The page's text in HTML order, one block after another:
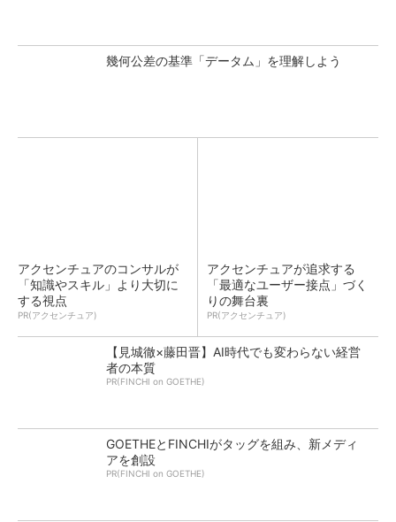
幾何公差の基準「データム」を理解しよう
アクセンチュアのコンサルが
「知識やスキル」より大切に
する視点
PR(アクセンチュア)
アクセンチュアが追求する
「最適なユーザー接点」づく
りの舞台裏
PR(アクセンチュア)
【見城徹×藤田晋】AI時代でも変わらない経営
者の本質
PR(FINCHI on GOETHE)
GOETHEとFINCHIがタッグを組み、新メディ
アを創設
PR(FINCHI on GOETHE)